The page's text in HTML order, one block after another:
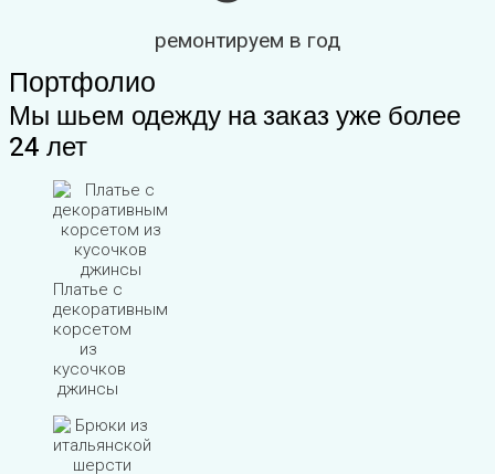
ремонтируем в год
Портфолио
Мы шьем одежду на заказ уже более
24 лет
Платье с
декоративным
корсетом
из
кусочков
джинсы